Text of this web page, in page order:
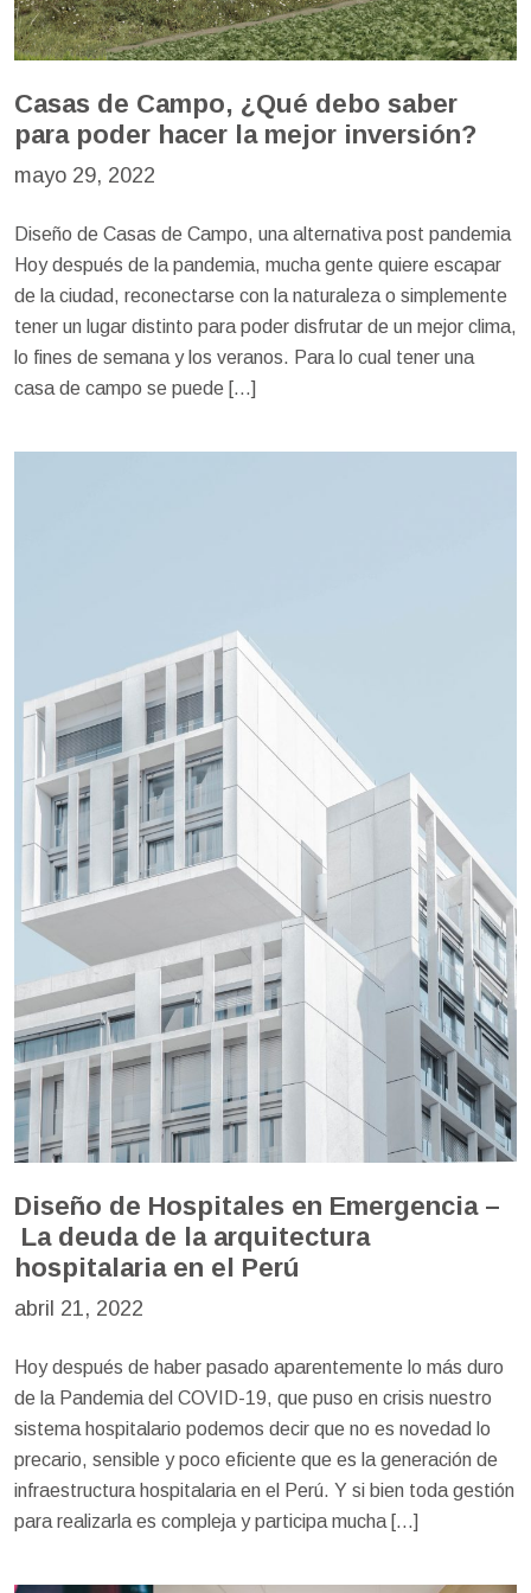
Casas de Campo, ¿Qué debo saber
para poder hacer la mejor inversión?
mayo 29, 2022
Diseño de Casas de Campo, una alternativa post pandemia
Hoy después de la pandemia, mucha gente quiere escapar
de la ciudad, reconectarse con la naturaleza o simplemente
tener un lugar distinto para poder disfrutar de un mejor clima,
lo fines de semana y los veranos. Para lo cual tener una
casa de campo se puede […]
Diseño de Hospitales en Emergencia –
La deuda de la arquitectura
hospitalaria en el Perú
abril 21, 2022
Hoy después de haber pasado aparentemente lo más duro
de la Pandemia del COVID-19, que puso en crisis nuestro
sistema hospitalario podemos decir que no es novedad lo
precario, sensible y poco eficiente que es la generación de
infraestructura hospitalaria en el Perú. Y si bien toda gestión
para realizarla es compleja y participa mucha […]